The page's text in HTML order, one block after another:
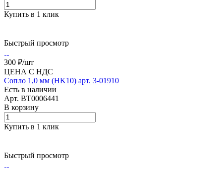
Купить в 1 клик
Быстрый просмотр
300 ₽/шт
ЦЕНА С НДС
Сопло 1,0 мм (HK10) арт. 3-01910
Есть в наличии
Арт. BT0006441
В корзину
Купить в 1 клик
Быстрый просмотр